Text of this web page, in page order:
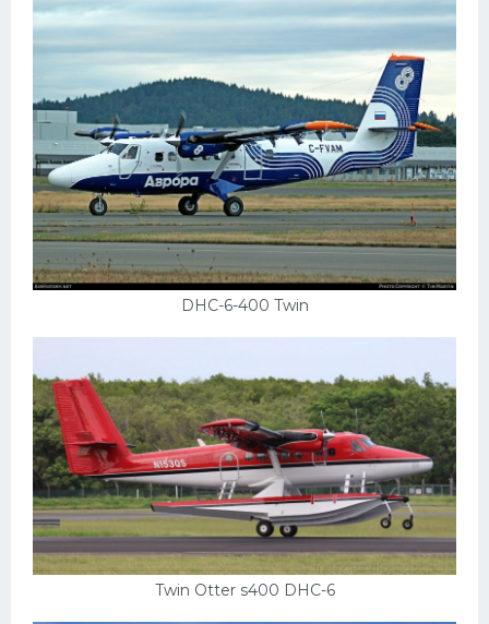
DHC-6-400 Twin
Twin Otter s400 DHC-6